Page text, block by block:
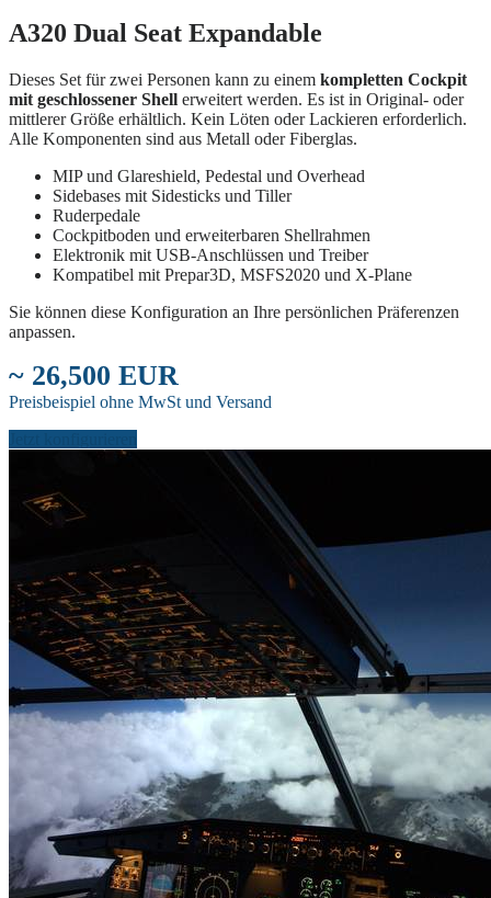
A320 Dual Seat Expandable
Dieses Set für zwei Personen kann zu einem kompletten Cockpit
mit geschlossener Shell erweitert werden. Es ist in Original- oder
mittlerer Größe erhältlich. Kein Löten oder Lackieren erforderlich.
Alle Komponenten sind aus Metall oder Fiberglas.
MIP und Glareshield, Pedestal und Overhead
Sidebases mit Sidesticks und Tiller
Ruderpedale
Cockpitboden und erweiterbaren Shellrahmen
Elektronik mit USB-Anschlüssen und Treiber
Kompatibel mit Prepar3D, MSFS2020 und X-Plane
Sie können diese Konfiguration an Ihre persönlichen Präferenzen
anpassen.
~ 26,500 EUR
Preisbeispiel ohne MwSt und Versand